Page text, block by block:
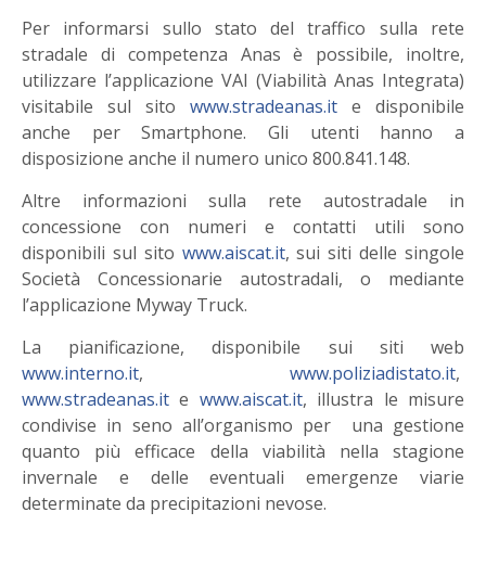
Per informarsi sullo stato del traffico sulla rete
stradale di competenza Anas è possibile, inoltre,
utilizzare l’applicazione VAI (Viabilità Anas Integrata)
visitabile sul sito www.stradeanas.it e disponibile
anche per Smartphone. Gli utenti hanno a
disposizione anche il numero unico 800.841.148.
Altre informazioni sulla rete autostradale in
concessione con numeri e contatti utili sono
disponibili sul sito www.aiscat.it, sui siti delle singole
Società Concessionarie autostradali, o mediante
l’applicazione Myway Truck.
La pianificazione, disponibile sui siti web
www.interno.it, www.poliziadistato.it,
www.stradeanas.it e www.aiscat.it, illustra le misure
condivise in seno all’organismo per una gestione
quanto più efficace della viabilità nella stagione
invernale e delle eventuali emergenze viarie
determinate da precipitazioni nevose.